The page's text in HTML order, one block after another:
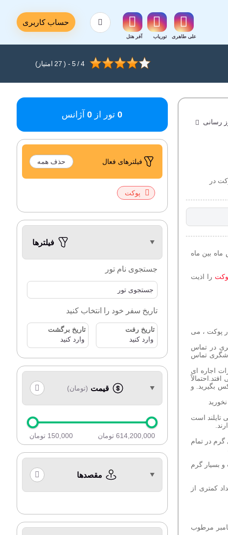
علی طاهری توریاب آفر هتل
حساب کاربری
4
/
5
- (
27 امتیاز)
رسانی
در
بین ماه
را اذیت
پوکت ، می
در تماس
تاکسی به خشونت ختم می شود. با شماره 1155 با پلیس گردشگری تماس
اجاره ای
می افتد.احتمالاً
بگیرید. و
است
در تمام
بسیار گرم
کمتری از
مرطوب
0 تور از 0 آژانس
فیلتر‌های فعال حذف همه
پوکت
فیلترها
جستجوی نام تور
تاریخ سفر خود را انتخاب کنید
تاریخ رفت تاریخ برگشت
قیمت (تومان)
150,000 تومان 614,200,000 تومان
مقصدها